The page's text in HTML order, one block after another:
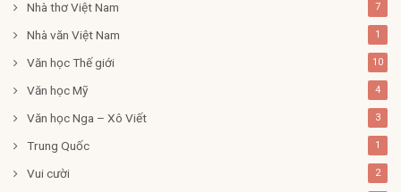
Nhà thơ Việt Nam 7
Nhà văn Việt Nam 1
Văn học Thế giới 10
Văn học Mỹ 4
Văn học Nga – Xô Viết 3
Trung Quốc 1
Vui cười 2